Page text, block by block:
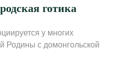
готика
у многих
Родины с домонгольской